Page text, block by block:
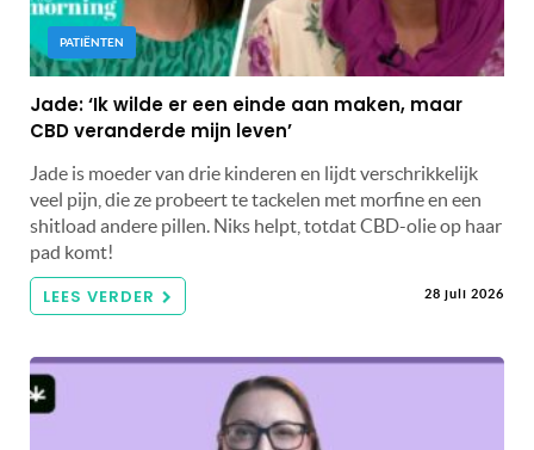
PATIËNTEN
Jade: ‘Ik wilde er een einde aan maken, maar
CBD veranderde mijn leven’
Jade is moeder van drie kinderen en lijdt verschrikkelijk
veel pijn, die ze probeert te tackelen met morfine en een
shitload andere pillen. Niks helpt, totdat CBD-olie op haar
pad komt!
LEES VERDER 28 juli 2026